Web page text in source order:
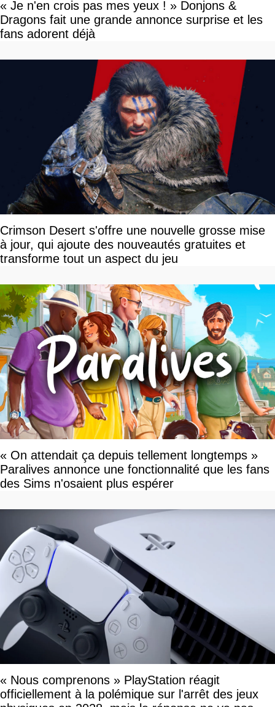
« Je n'en crois pas mes yeux ! » Donjons &
Dragons fait une grande annonce surprise et les
fans adorent déjà
Crimson Desert s'offre une nouvelle grosse mise
à jour, qui ajoute des nouveautés gratuites et
transforme tout un aspect du jeu
« On attendait ça depuis tellement longtemps »
Paralives annonce une fonctionnalité que les fans
des Sims n'osaient plus espérer
« Nous comprenons » PlayStation réagit
officiellement à la polémique sur l'arrêt des jeux